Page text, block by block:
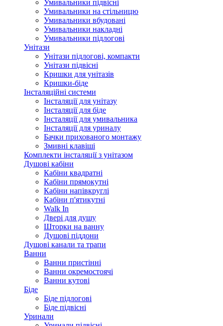
Умивальники підвісні
Умивальники на стільницю
Умивальники вбудовані
Умивальники накладні
Умивальники підлогові
Унітази
Унітази підлогові, компакти
Унітази підвісні
Кришки для унітазів
Кришки-біде
Інсталяційні системи
Інсталяції для унітазу
Інсталяції для біде
Інсталяції для умивальника
Інсталяції для уриналу
Бачки прихованого монтажу
Змивні клавіші
Комплекти інсталяції з унітазом
Душові кабіни
Кабіни квадратні
Кабіни прямокутні
Кабіни напівкруглі
Кабіни п'ятикутні
Walk In
Двері для душу
Шторки на ванну
Душові піддони
Душові канали та трапи
Ванни
Ванни пристінні
Ванни окремостоячі
Ванни кутові
Біде
Біде підлогові
Біде підвісні
Уринали